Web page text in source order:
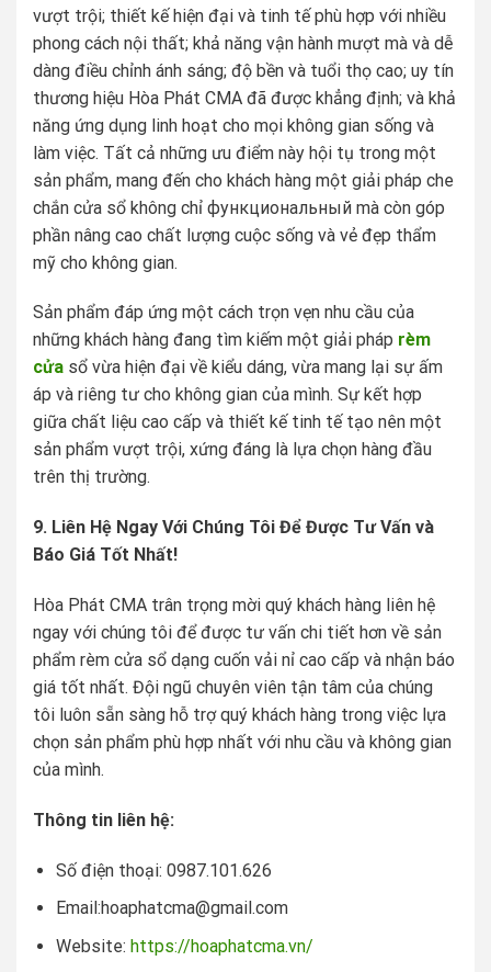
vượt trội; thiết kế hiện đại và tinh tế phù hợp với nhiều
phong cách nội thất; khả năng vận hành mượt mà và dễ
dàng điều chỉnh ánh sáng; độ bền và tuổi thọ cao; uy tín
thương hiệu Hòa Phát CMA đã được khẳng định; và khả
năng ứng dụng linh hoạt cho mọi không gian sống và
làm việc. Tất cả những ưu điểm này hội tụ trong một
sản phẩm, mang đến cho khách hàng một giải pháp che
chắn cửa sổ không chỉ функциональный mà còn góp
phần nâng cao chất lượng cuộc sống và vẻ đẹp thẩm
mỹ cho không gian.
Sản phẩm đáp ứng một cách trọn vẹn nhu cầu của
những khách hàng đang tìm kiếm một giải pháp rèm
cửasổ vừa hiện đại về kiểu dáng, vừa mang lại sự ấm
áp và riêng tư cho không gian của mình. Sự kết hợp
giữa chất liệu cao cấp và thiết kế tinh tế tạo nên một
sản phẩm vượt trội, xứng đáng là lựa chọn hàng đầu
trên thị trường.
9. Liên Hệ Ngay Với Chúng Tôi Để Được Tư Vấn và
Báo Giá Tốt Nhất!
Hòa Phát CMA trân trọng mời quý khách hàng liên hệ
ngay với chúng tôi để được tư vấn chi tiết hơn về sản
phẩm rèm cửa sổ dạng cuốn vải nỉ cao cấp và nhận báo
giá tốt nhất. Đội ngũ chuyên viên tận tâm của chúng
tôi luôn sẵn sàng hỗ trợ quý khách hàng trong việc lựa
chọn sản phẩm phù hợp nhất với nhu cầu và không gian
của mình.
Thông tin liên hệ:
Số điện thoại: 0987.101.626
Email:hoaphatcma@gmail.com
Website: https://hoaphatcma.vn/